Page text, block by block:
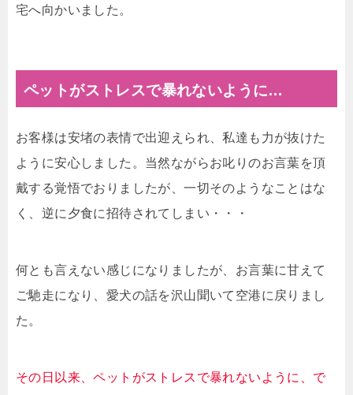
宅へ向かいました。
ペットがストレスで暴れないように…
お客様は安堵の表情で出迎えられ、私達も力が抜けた
ように安心しました。当然ながらお叱りのお言葉を頂
戴する覚悟でおりましたが、一切そのようなことはな
く、逆に夕食に招待されてしまい・・・
何とも言えない感じになりましたが、お言葉に甘えて
ご馳走になり、愛犬の話を沢山聞いて空港に戻りまし
た。
その日以来、ペットがストレスで暴れないように、で